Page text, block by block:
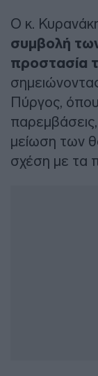
Ο κ.
συμβολή
προστασία
Πύργος,
μείωση των
σχέση με τα